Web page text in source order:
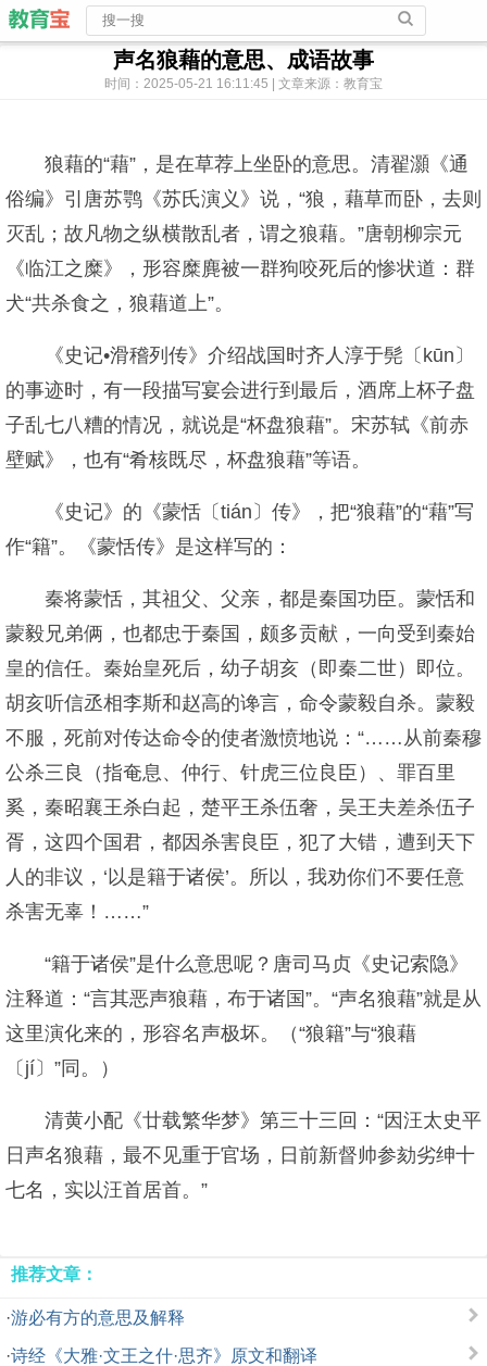
声名狼藉的意思、成语故事
时间：2025-05-21 16:11:45 | 文章来源：教育宝
狼藉的“藉”，是在草荐上坐卧的意思。清翟灝《通
俗编》引唐苏鹗《苏氏演义》说，“狼，藉草而卧，去则
灭乱；故凡物之纵横散乱者，谓之狼藉。”唐朝柳宗元
《临江之糜》，形容糜麂被一群狗咬死后的惨状道：群
犬“共杀食之，狼藉道上”。
《史记•滑稽列传》介绍战国时齐人淳于髡〔kūn〕
的事迹时，有一段描写宴会进行到最后，酒席上杯子盘
子乱七八糟的情况，就说是“杯盘狼藉”。宋苏轼《前赤
壁赋》，也有“肴核既尽，杯盘狼藉”等语。
《史记》的《蒙恬〔tián〕传》，把“狼藉”的“藉”写
作“籍”。《蒙恬传》是这样写的：
秦将蒙恬，其祖父、父亲，都是秦国功臣。蒙恬和
蒙毅兄弟俩，也都忠于秦国，颇多贡献，一向受到秦始
皇的信任。秦始皇死后，幼子胡亥（即秦二世）即位。
胡亥听信丞相李斯和赵高的谗言，命令蒙毅自杀。蒙毅
不服，死前对传达命令的使者激愤地说：“……从前秦穆
公杀三良（指奄息、仲行、针虎三位良臣）、罪百里
奚，秦昭襄王杀白起，楚平王杀伍奢，吴王夫差杀伍子
胥，这四个国君，都因杀害良臣，犯了大错，遭到天下
人的非议，‘以是籍于诸侯’。所以，我劝你们不要任意
杀害无辜！……”
“籍于诸侯”是什么意思呢？唐司马贞《史记索隐》
注释道：“言其恶声狼藉，布于诸国”。“声名狼藉”就是从
这里演化来的，形容名声极坏。（“狼籍”与“狼藉
〔jí〕”同。）
清黄小配《廿载繁华梦》第三十三回：“因汪太史平
日声名狼藉，最不见重于官场，日前新督帅参劾劣绅十
七名，实以汪首居首。”
推荐文章：
·游必有方的意思及解释
·诗经《大雅·文王之什·思齐》原文和翻译